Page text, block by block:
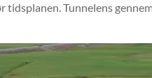
Tunnelens